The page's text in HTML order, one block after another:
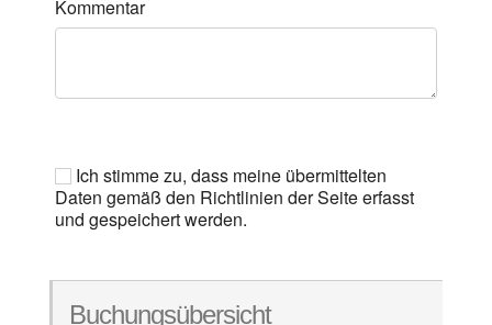
Kommentar
Ich stimme zu, dass meine übermittelten
Daten gemäß den Richtlinien der Seite erfasst
und gespeichert werden.
Buchungsübersicht